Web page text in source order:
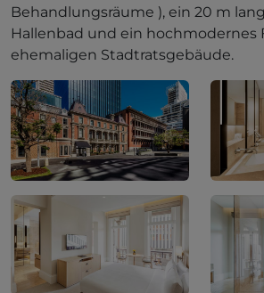
Behandlungsräume ), ein 20 m
Hallenbad und ein hochmodernes
ehemaligen Stadtratsgebäude.